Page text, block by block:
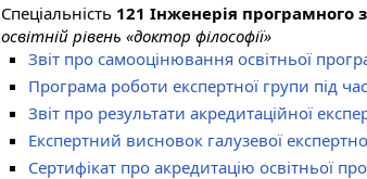
Спеціальність 121 Інженерія програмного
освітній рівень «доктор філософії»
Звіт про самооцінювання освітньої
Програма роботи експертної групи під
Звіт про результати акредитаційної
Експертний висновок галузевої
Сертифікат про акредитацію освітньої